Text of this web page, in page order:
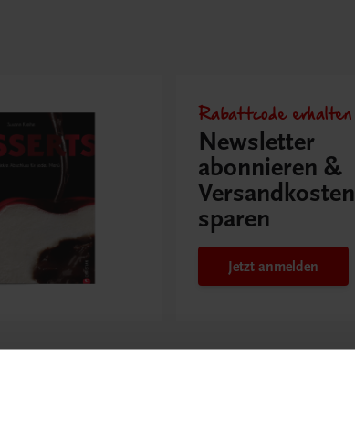
Rabattcode erhalten
Newsletter
abonnieren &
Versandkosten
sparen
Jetzt anmelden